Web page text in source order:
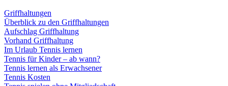
Griffhaltungen
Überblick zu den Griffhaltungen
Aufschlag Griffhaltung
Vorhand Griffhaltung
Im Urlaub Tennis lernen
Tennis für Kinder – ab wann?
Tennis lernen als Erwachsener
Tennis Kosten